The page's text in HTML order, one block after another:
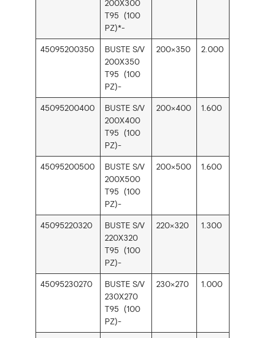
200X300
T95 (100
PZ)*-
45095200350
BUSTE S/V
200X350
T95 (100
PZ)-
200×350 2.000
45095200400
BUSTE S/V
200X400
T95 (100
PZ)-
200×400 1.600
45095200500
BUSTE S/V
200X500
T95 (100
PZ)-
200×500 1.600
45095220320
BUSTE S/V
220X320
T95 (100
PZ)-
220×320 1.300
45095230270
BUSTE S/V
230X270
T95 (100
PZ)-
230×270 1.000